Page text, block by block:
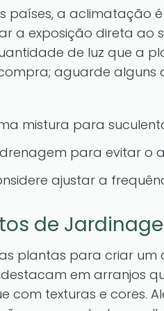
a aclimatação é
a exposição direta ao
de luz que a
aguarde
mistura para
para evitar o
ajustar a
de
plantas para criar um
em arranjos
texturas e cores.